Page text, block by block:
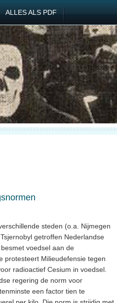
ALLES ALS PDF
steden (o.a. Nijmegen
getroffen Nederlandse
voedsel aan de
protesteert Milieudefensie tegen
radioactief Cesium in voedsel.
regering de norm voor
een factor tien te